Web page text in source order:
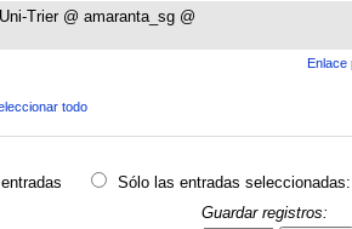
Uni-Trier @ amaranta_sg @
Enlace
todo
Sólo las entradas seleccionadas:
Guardar registros: